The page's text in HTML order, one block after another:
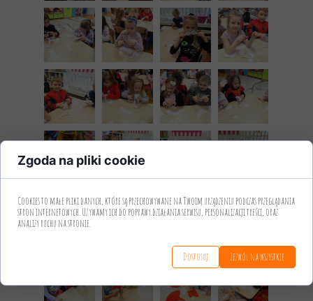
Zgoda na pliki cookie
Cookies to małe pliki danych, które są przechowywane na Twoim urządzeniu podczas przeglądania
stron internetowych. Używamy ich do poprawy działania serwisu, personalizacji treści, oraz
analizy ruchu na stronie.
Dostosuj Zezwól na wszystkie